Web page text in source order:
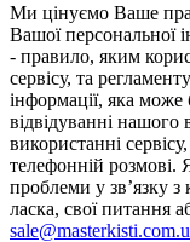
Ми цінуємо Ваше
Вашої персональної
- правило, яким
сервісу, та
інформації, яка
відвідуванні
використанні
телефонній
проблеми у зв’язку з
ласка, свої питання